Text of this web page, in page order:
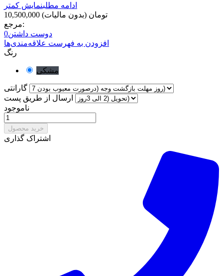
ادامه مطلبنمایش کمتر
10,500,000 تومان (بدون مالیات)
مرجع:
دوست داشتن0
افزودن به فهرست علاقه‌مندی‌ها
رنگ
مشکی
گارانتی
ارسال از طریق پست
ناموجود
خرید محصول
اشتراک گذاری